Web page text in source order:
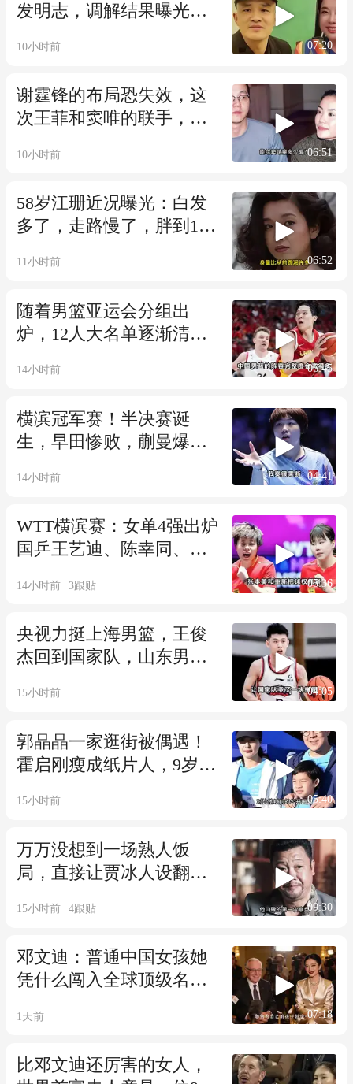
发明志，调解结果曝光，
10小时前 07:20
谢霆锋的布局恐失效，这
次王菲和窦唯的联手，给
10小时前 06:51
58岁江珊近况曝光：白发
多了，走路慢了，胖到160
11小时前 06:52
随着男篮亚运会分组出
炉，12人大名单逐渐清
14小时前 06:45
横滨冠军赛！半决赛诞
生，早田惨败，蒯曼爆
14小时前 04:41
WTT横滨赛：女单4强出炉
国乒王艺迪、陈幸同、蒯
14小时前 3跟贴 05:36
央视力挺上海男篮，王俊
杰回到国家队，山东男篮
15小时前 04:05
郭晶晶一家逛街被偶遇！
霍启刚瘦成纸片人，9岁女
15小时前 05:40
万万没想到一场熟人饭
局，直接让贾冰人设翻
15小时前 4跟贴 09:30
邓文迪：普通中国女孩她
凭什么闯入全球顶级名利
1天前 07:18
比邓文迪还厉害的女人，